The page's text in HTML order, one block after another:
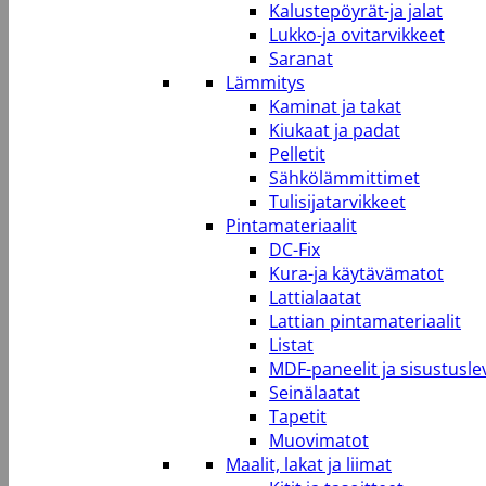
Kalustepöyrät-ja jalat
Lukko-ja ovitarvikkeet
Saranat
Lämmitys
Kaminat ja takat
Kiukaat ja padat
Pelletit
Sähkölämmittimet
Tulisijatarvikkeet
Pintamateriaalit
DC-Fix
Kura-ja käytävämatot
Lattialaatat
Lattian pintamateriaalit
Listat
MDF-paneelit ja
Seinälaatat
Tapetit
Muovimatot
Maalit, lakat ja liimat